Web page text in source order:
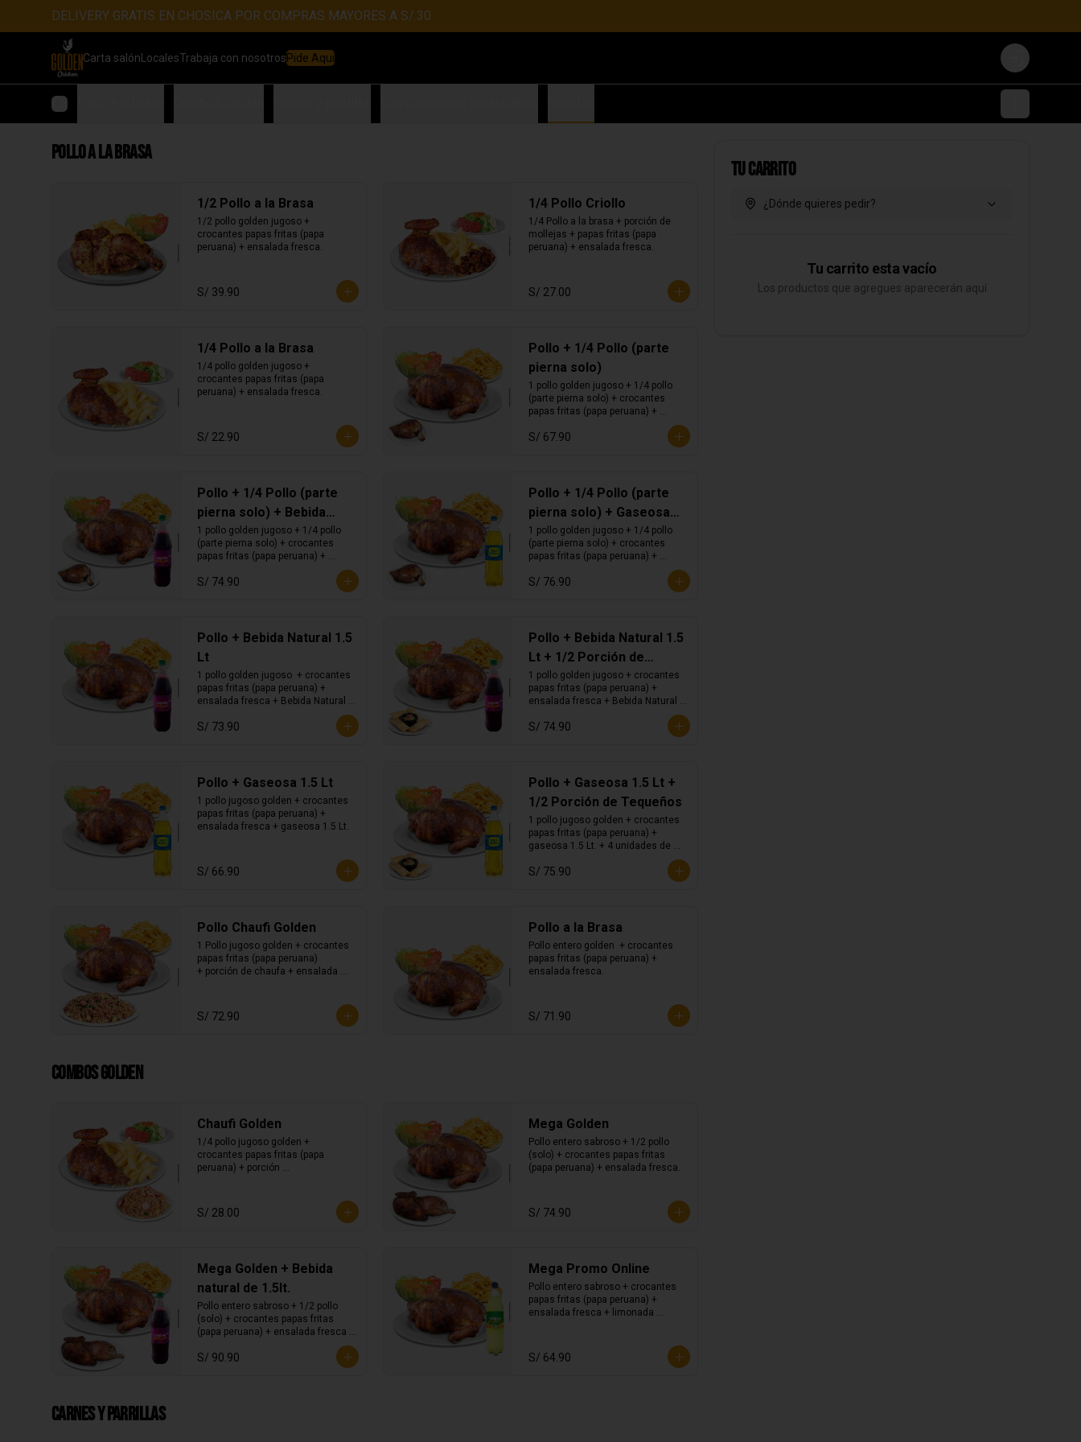
DELIVERY GRATIS EN CHOSICA POR COMPRAS MAYORES A S/.30
Carta salón LocalesTrabaja con nosotrosPide Aqui
Login
Pollo a la brasa
1/2 Pollo a la Brasa
1/2 pollo golden jugoso +
crocantes papas fritas (papa
peruana) + ensalada fresca.
S/ 39.90
1/4 Pollo Criollo
1/4 Pollo a la brasa + porción de
mollejas + papas fritas (papa
peruana) + ensalada fresca.
S/ 27.00
1/4 Pollo a la Brasa
1/4 pollo golden jugoso +
crocantes papas fritas (papa
peruana) + ensalada fresca.
S/ 22.90
Pollo + 1/4 Pollo (parte
pierna solo)
1 pollo golden jugoso + 1/4 pollo
(parte pierna solo) + crocantes
papas fritas (papa peruana) +
S/ 67.90
Pollo + 1/4 Pollo (parte
pierna solo) + Bebida
Natural 1.5 Lt
1 pollo golden jugoso + 1/4 pollo
(parte pierna solo) + crocantes
papas fritas (papa peruana) +
ensalada fresca + bebida natural
1.5lt.
S/ 74.90
Pollo + 1/4 Pollo (parte
pierna solo) + Gaseosa
1.5 Lt
1 pollo golden jugoso + 1/4 pollo
(parte pierna solo) + crocantes
papas fritas (papa peruana) +
ensalada fresca + Gaseosa 1.5 Lt.
S/ 76.90
Pollo + Bebida Natural 1.5
Lt
1 pollo golden jugoso  + crocantes
papas fritas (papa peruana) +
ensalada fresca + Bebida Natural
S/ 73.90
Pollo + Bebida Natural 1.5
Lt + 1/2 Porción de
Tequeños
1 pollo golden jugoso + crocantes
papas fritas (papa peruana) +
ensalada fresca + Bebida Natural
1.5 Lt. + 4 unidades de tequeños
con guacamole.
S/ 74.90
Pollo + Gaseosa 1.5 Lt
1 pollo jugoso golden + crocantes
papas fritas (papa peruana) +
ensalada fresca + gaseosa 1.5 Lt.
S/ 66.90
Pollo + Gaseosa 1.5 Lt +
1/2 Porción de Tequeños
1 pollo jugoso golden + crocantes
papas fritas (papa peruana) +
gaseosa 1.5 Lt. + 4 unidades de
S/ 75.90
Pollo Chaufi Golden
1 Pollo jugoso golden + crocantes
papas fritas (papa peruana)
+ porción de chaufa + ensalada
S/ 72.90
Pollo a la Brasa
Pollo entero golden  + crocantes
papas fritas (papa peruana) +
ensalada fresca.
S/ 71.90
Combos Golden
Chaufi Golden
1/4 pollo jugoso golden +
crocantes papas fritas (papa
peruana) + porción
S/ 28.00
Mega Golden
Pollo entero sabroso + 1/2 pollo
(solo) + crocantes papas fritas
(papa peruana) + ensalada fresca.
S/ 74.90
Mega Golden + Bebida
natural de 1.5lt.
Pollo entero sabroso + 1/2 pollo
(solo) + crocantes papas fritas
(papa peruana) + ensalada fresca +
S/ 90.90
Mega Promo Online
Pollo entero sabroso + crocantes
papas fritas (papa peruana) +
ensalada fresca + limonada
S/ 64.90
Carnes y parrillas
Tu Carrito
¿Dónde quieres pedir?
Tu carrito esta vacío
Los productos que agregues aparecerán aquí